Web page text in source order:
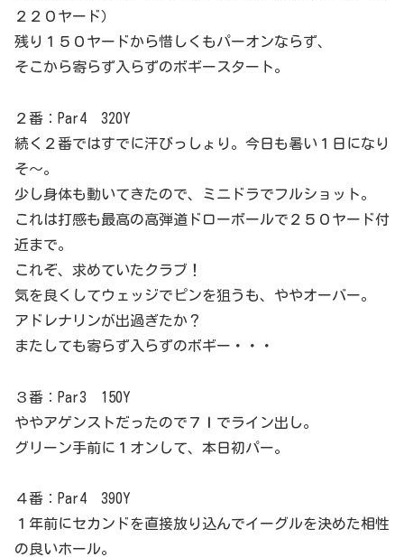
２２０ヤード）
残り１５０ヤードから惜しくもパーオンならず、
そこから寄らず入らずのボギースタート。
２番：Par4 320Y
続く２番ではすでに汗びっしょり。今日も暑い１日になり
そ～。
少し身体も動いてきたので、ミニドラでフルショット。
これは打感も最高の高弾道ドローボールで２５０ヤード付
近まで。
これぞ、求めていたクラブ！
気を良くしてウェッジでピンを狙うも、ややオーバー。
アドレナリンが出過ぎたか？
またしても寄らず入らずのボギー・・・
３番：Par3 150Y
ややアゲンストだったので７Ｉでライン出し。
グリーン手前に１オンして、本日初パー。
４番：Par4 390Y
１年前にセカンドを直接放り込んでイーグルを決めた相性
の良いホール。